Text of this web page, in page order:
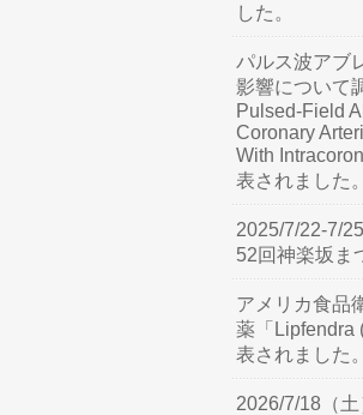
した。
パルス波アブ
影響について
Pulsed-Field
Coronary
With
表されました。
2025/7/22-7/
52回神楽坂ま
アメリカ食品
薬「Lipfendra
表されました。
2026/7/18（